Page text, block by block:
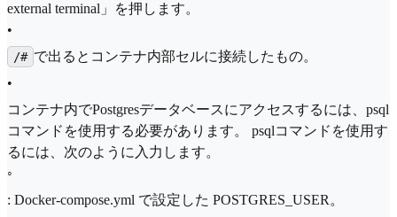
external terminal⁠」を押します。
•
/# で出るとコンテナ内部セルに接続したもの。
•
コンテナ内でPostgresデータベースにアクセスするには、psql
コマンドを使用する必要があります。 psqlコマンドを使用す
るには、次のように入力します。
◦
: Docker-compose.yml で設定した POSTGRES_USER。